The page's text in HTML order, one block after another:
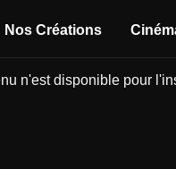
Nos Créations
n'est disponible pour